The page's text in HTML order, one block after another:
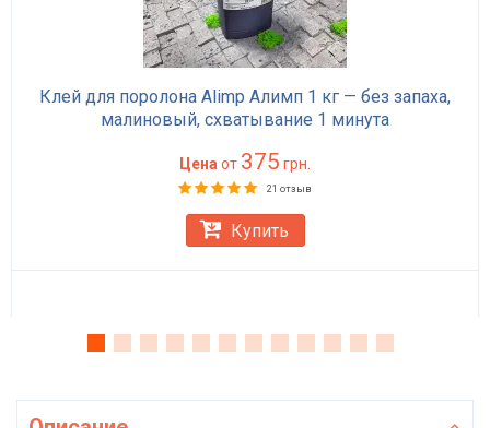
Клей для поролона Alimp Алимп 1 кг — без запаха,
малиновый, схватывание 1 минута
Цена от 375 грн.
21 отзыв
Купить